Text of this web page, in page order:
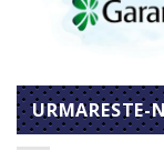
URMARESTE-